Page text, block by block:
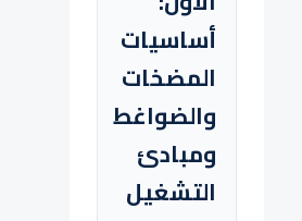
أساسيات
المضخات
والضواغط
ومبادئ
التشغيل